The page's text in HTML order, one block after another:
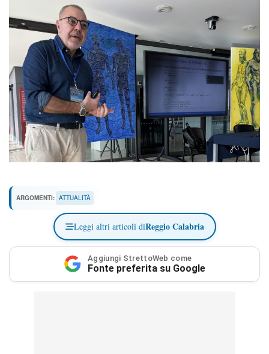
ARGOMENTI: ATTUALITÀ
Leggi altri articoli diReggio Calabria
Aggiungi StrettoWeb come
Fonte preferita su Google